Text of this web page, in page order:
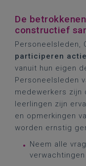
De
constructief
Personeelsleden,
participeren
vanuit hun eigen
Personeelsleden
medewerkers zijn
leerlingen zijn
en opmerkingen
worden ernstig
Neem alle